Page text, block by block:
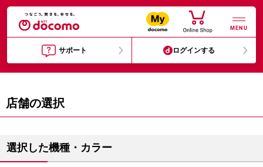
MENU
サポート ログインする
店舗の選択
選択した機種・カラー